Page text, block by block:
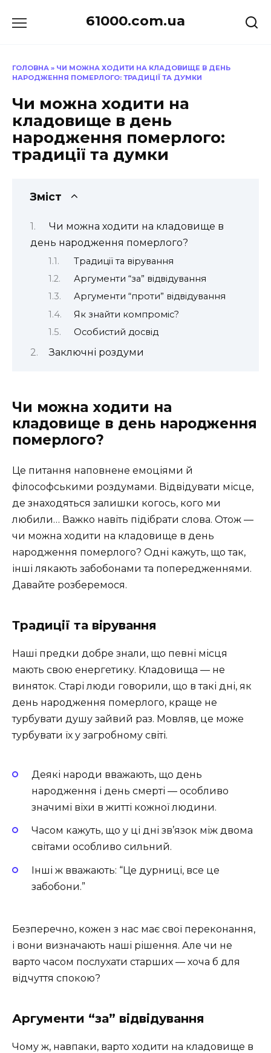
до
61000.com.ua
ГОЛОВНА » ЧИ МОЖНА ХОДИТИ НА КЛАДОВИЩЕ В ДЕНЬ
НАРОДЖЕННЯ ПОМЕРЛОГО: ТРАДИЦІЇ ТА ДУМКИ
Чи можна ходити на
кладовище в день
народження померлого:
традиції та думки
Зміст
Чи можна ходити на кладовище в
день народження померлого?
Традиції та вірування
Аргументи “за” відвідування
Аргументи “проти” відвідування
Як знайти компроміс?
Особистий досвід
Заключні роздуми
Чи можна ходити на
кладовище в день народження
померлого?
Це питання наповнене емоціями й
філософськими роздумами. Відвідувати місце,
де знаходяться залишки когось, кого ми
любили… Важко навіть підібрати слова. Отож —
чи можна ходити на кладовище в день
народження померлого? Одні кажуть, що так,
інші лякають забобонами та попередженнями.
Давайте розберемося.
Традиції та вірування
Наші предки добре знали, що певні місця
мають свою енергетику. Кладовища — не
виняток. Старі люди говорили, що в такі дні, як
день народження померлого, краще не
турбувати душу зайвий раз. Мовляв, це може
турбувати їх у загробному світі.
Деякі народи вважають, що день
народження і день смерті — особливо
значимі віхи в житті кожної людини.
Часом кажуть, що у ці дні зв’язок між двома
світами особливо сильний.
Інші ж вважають: “Це дурниці, все це
забобони.”
Безперечно, кожен з нас має свої переконання,
і вони визначають наші рішення. Але чи не
варто часом послухати старших — хоча б для
відчуття спокою?
Аргументи “за” відвідування
Чому ж, навпаки, варто ходити на кладовище в